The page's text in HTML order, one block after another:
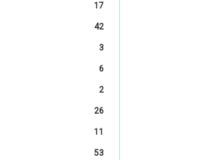
17
42
3
6
2
26
11
53